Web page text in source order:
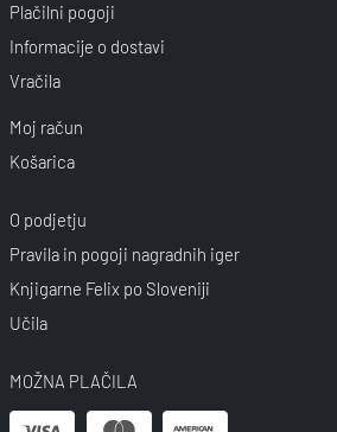
Plačilni pogoji
Informacije o dostavi
Vračila
Moj račun
Košarica
O podjetju
Pravila in pogoji nagradnih iger
Knjigarne Felix po Sloveniji
Učila
MOŽNA PLAČILA